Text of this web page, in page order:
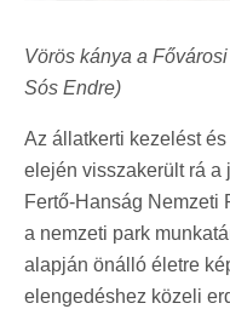
Vörös kánya a
Sós Endre)
Az állatkerti kezelést
elején visszakerült rá a
Fertő-Hanság Nemzeti
a nemzeti park
alapján önálló életre
elengedéshez közeli